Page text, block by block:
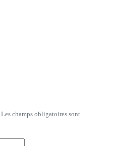
Les champs obligatoires sont